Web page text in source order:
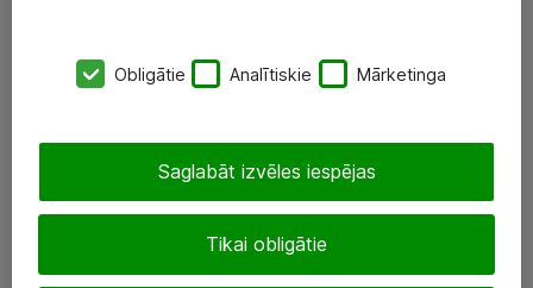
SIA „ATEA”
eShop@atea.lv
Sekojiet mums
Obligātie Analītiskie Mārketinga
Tikai obligātie
Saglabāt izvēles iespējas